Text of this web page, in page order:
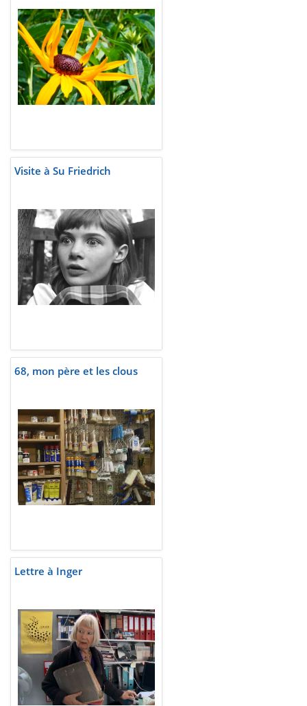
Visite à Su Friedrich
68, mon père et les clous
Lettre à Inger